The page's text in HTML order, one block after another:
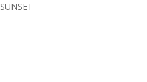
SUNSET